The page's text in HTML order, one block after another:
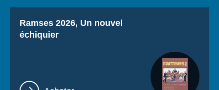
Titre
Ramses 2026, Un nouvel
échiquier